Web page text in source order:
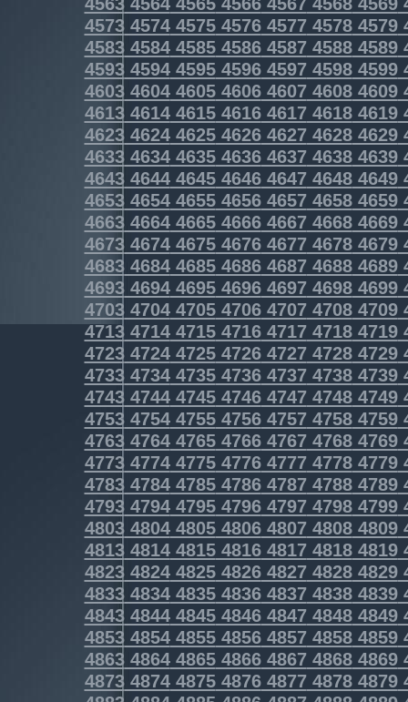
4573457445754576457745784579
4583458445854586458745884589
4593459445954596459745984599
4603460446054606460746084609
4613461446154616461746184619
4623462446254626462746284629
4633463446354636463746384639
4643464446454646464746484649
4653465446554656465746584659
4663466446654666466746684669
4673467446754676467746784679
4683468446854686468746884689
4693469446954696469746984699
4703470447054706470747084709
4713471447154716471747184719
4723472447254726472747284729
4733473447354736473747384739
4743474447454746474747484749
4753475447554756475747584759
4763476447654766476747684769
4773477447754776477747784779
4783478447854786478747884789
4793479447954796479747984799
4803480448054806480748084809
4813481448154816481748184819
4823482448254826482748284829
4833483448354836483748384839
4843484448454846484748484849
4853485448554856485748584859
4863486448654866486748684869
4873487448754876487748784879